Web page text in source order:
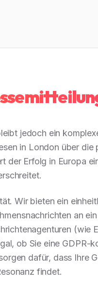
jedoch ein
in London über die
Erfolg in Europa
Wir bieten ein
an
(wie
ob Sie eine
dafür, dass Ihre
findet.